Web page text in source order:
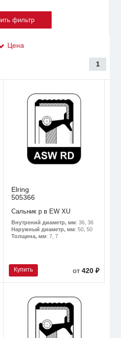
Цена
1
Elring
505366
Сальник р в EW XU
Внутрений диаметр, мм: 36, 36
Наружный диаметр, мм: 50, 50
Толщина, мм: 7, 7
Купить от420 ₽